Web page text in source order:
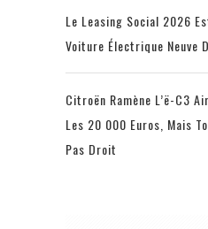
Le Leasing Social 2026
Voiture Électrique Neuve
Citroën Ramène L’ë-C3
Les 20 000 Euros, Mais
Pas Droit